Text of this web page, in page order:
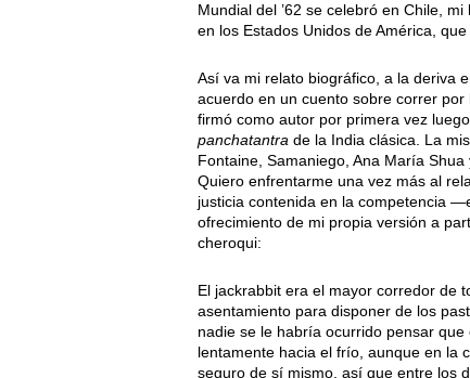
Mundial del ’62 se celebró en Chile,
en los Estados Unidos de América,
Así va mi relato biográfico, a la deriva
acuerdo en un cuento sobre correr
firmó como autor por primera vez
panchatantra de la India clásica. La
Fontaine, Samaniego, Ana María
Quiero enfrentarme una vez más al
justicia contenida en la competencia
ofrecimiento de mi propia versión a
cheroqui:
El jackrabbit era el mayor corredor de
asentamiento para disponer de los
nadie se le habría ocurrido pensar
lentamente hacia el frío, aunque en la
seguro de sí mismo, así que entre los